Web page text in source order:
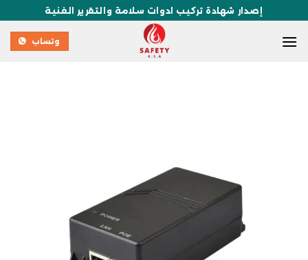
إصدار شهادة تركيب ادوات سلامة والتقرير الفنية
وتساب